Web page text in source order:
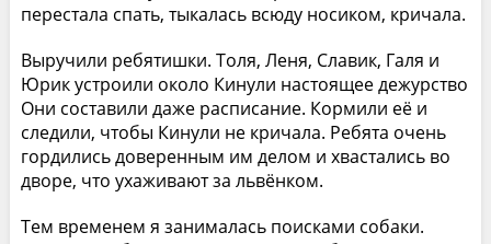
перестала спать, тыкалась всюду носиком, кричала.
Выручили ребятишки. Толя, Леня, Славик, Галя и
Юрик устроили около Кинули настоящее дежурство
Они составили даже расписание. Кормили её и
следили, чтобы Кинули не кричала. Ребята очень
гордились доверенным им делом и хвастались во
дворе, что ухаживают за львёнком.
Тем временем я занималась поисками собаки.